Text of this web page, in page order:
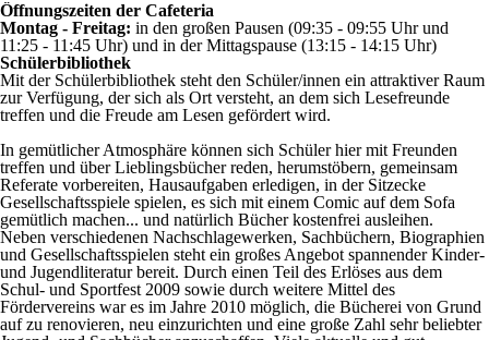
Öffnungszeiten der Cafeteria
Montag - Freitag: in den großen Pausen (09:35 - 09:55 Uhr und
11:25 - 11:45 Uhr) und in der Mittagspause (13:15 - 14:15 Uhr)
Schülerbibliothek
Mit der Schülerbibliothek steht den Schüler/innen ein attraktiver Raum
zur Verfügung, der sich als Ort versteht, an dem sich Lesefreunde
treffen und die Freude am Lesen gefördert wird.
In gemütlicher Atmosphäre können sich Schüler hier mit Freunden
treffen und über Lieblingsbücher reden, herumstöbern, gemeinsam
Referate vorbereiten, Hausaufgaben erledigen, in der Sitzecke
Gesellschaftsspiele spielen, es sich mit einem Comic auf dem Sofa
gemütlich machen... und natürlich Bücher kostenfrei ausleihen.
Neben verschiedenen Nachschlagewerken, Sachbüchern, Biographien
und Gesellschaftsspielen steht ein großes Angebot spannender Kinder-
und Jugendliteratur bereit. Durch einen Teil des Erlöses aus dem
Schul- und Sportfest 2009 sowie durch weitere Mittel des
Fördervereins war es im Jahre 2010 möglich, die Bücherei von Grund
auf zu renovieren, neu einzurichten und eine große Zahl sehr beliebter